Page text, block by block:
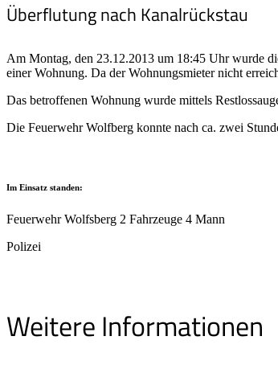
Überflutung nach Kanalrückstau
Am Montag, den 23.12.2013 um 18:45 Uhr wurde
einer Wohnung. Da der Wohnungsmieter nicht
Das betroffenen Wohnung wurde mittels
Die Feuerwehr Wolfberg konnte nach ca. zwei
Im Einsatz standen:
Feuerwehr Wolfsberg 2 Fahrzeuge 4 Mann
Polizei
Weitere Informationen